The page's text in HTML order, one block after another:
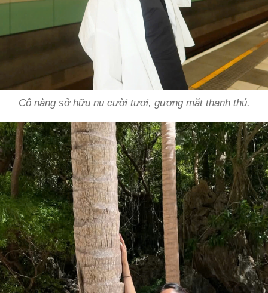
Cô nàng sở hữu nụ cười tươi, gương mặt thanh thú.